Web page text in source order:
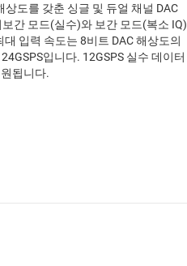
상도를 갖춘 싱글 및 듀얼 채널 DAC
간 모드(실수)와 보간 모드(복소 IQ)
입력 속도는 8비트 DAC 해상도의
입니다. 12GSPS 실수 데이터
됩니다.